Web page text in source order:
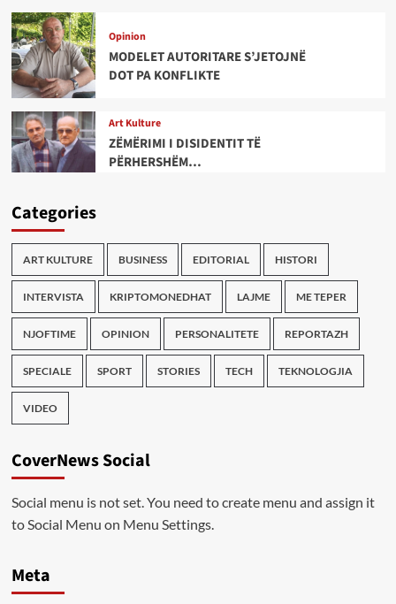
Opinion
MODELET AUTORITARE S’JETOJNË
DOT PA KONFLIKTE
Art Kulture
ZËMËRIMI I DISIDENTIT TË
PËRHERSHËM…
Categories
ART KULTURE BUSINESS EDITORIAL HISTORI
INTERVISTA KRIPTOMONEDHAT LAJME ME TEPER
NJOFTIME OPINION PERSONALITETE REPORTAZH
SPECIALE SPORT STORIES TECH TEKNOLOGJIA
VIDEO
CoverNews Social
Social menu is not set. You need to create menu and assign it
to Social Menu on Menu Settings.
Meta